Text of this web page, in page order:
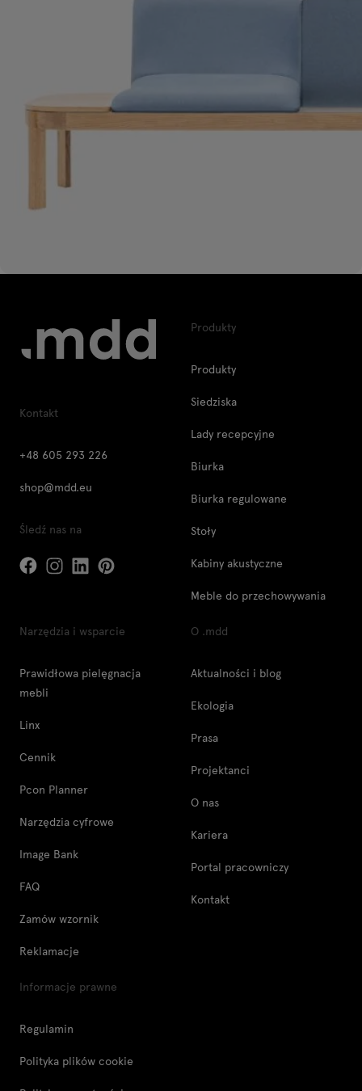
Kontakt
+48 605 293 226
shop@mdd.eu
Śledź nas na
Produkty
Produkty
Siedziska
Lady recepcyjne
Biurka
Biurka regulowane
Stoły
Kabiny akustyczne
Meble do przechowywania
Narzędzia i wsparcie
Prawidłowa pielęgnacja
mebli
Linx
Cennik
Pcon Planner
Narzędzia cyfrowe
Image Bank
FAQ
Zamów wzornik
Reklamacje
O .mdd
Aktualności i blog
Ekologia
Prasa
Projektanci
O nas
Kariera
Portal pracowniczy
Kontakt
Informacje prawne
Regulamin
Polityka plików cookie